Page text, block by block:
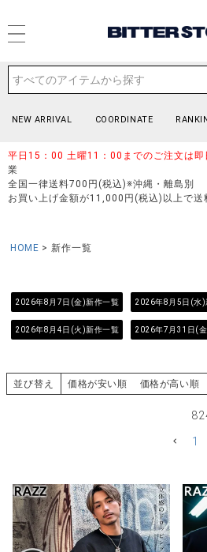
NEW ARRIVAL COORDINATE
平日15：00 土曜11：00までのご注文は即
業
全国一律送料700円(税込)※沖縄・離島別
お買い上げ金額が11,000円(税込)以上で送
HOME 新作一覧
2026年8月7日(金)新作一覧 2026年8月5日(水)
2026年8月4日(火)新作一覧 2026年7月31日(
並び替え 価格が安い順 価格が高い順
1